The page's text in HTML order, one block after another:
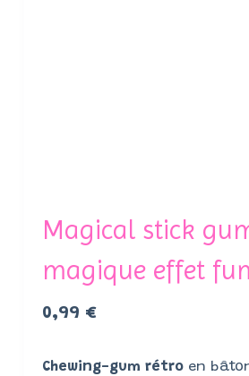
Magical stick
magique effet
0,99 €
Chewing-gum rétroen